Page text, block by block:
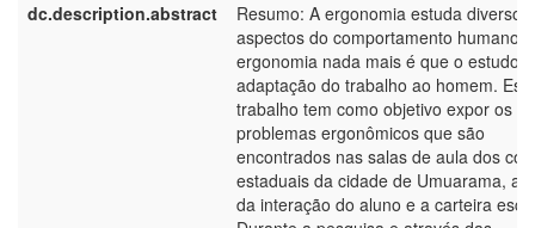
dc.description.abstract
Resumo: A ergonomia estuda diversos
aspectos do comportamento humano,
ergonomia nada mais é que o estudo
adaptação do trabalho ao homem. Este
trabalho tem como objetivo expor os
problemas ergonômicos que são
encontrados nas salas de aula dos
estaduais da cidade de Umuarama, a
da interação do aluno e a carteira